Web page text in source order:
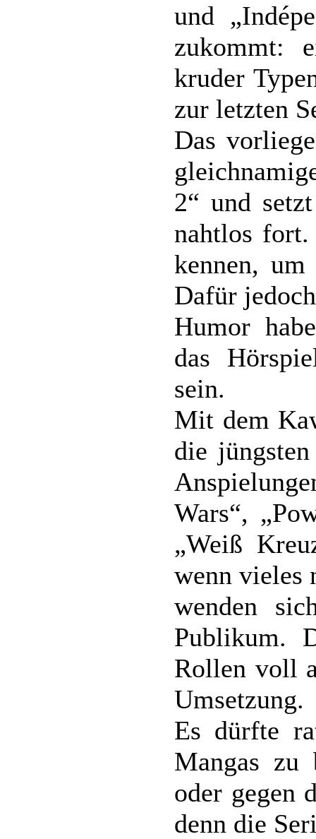
und
zukommt:
kruder
zur letzten
Das
2“ und
nahtlos fort.
kennen,
Dafür
Humor
das
sein.
Mit dem
die
Wars“,
„Weiß
wenn vieles
wenden
Publikum.
Rollen voll
Umsetzung.
Es dürfte
Mangas zu
oder gegen
denn die